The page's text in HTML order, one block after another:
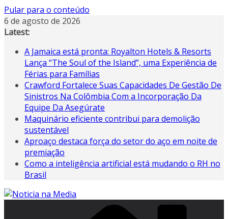
Pular para o conteúdo
6 de agosto de 2026
Latest:
A Jamaica está pronta: Royalton Hotels & Resorts
Lança “The Soul of the Island”, uma Experiência de
Férias para Famílias
Crawford Fortalece Suas Capacidades De Gestão De
Sinistros Na Colômbia Com a Incorporação Da
Equipe Da Asegúrate
Maquinário eficiente contribui para demolição
sustentável
Aproaço destaca força do setor do aço em noite de
premiação
Como a inteligência artificial está mudando o RH no
Brasil